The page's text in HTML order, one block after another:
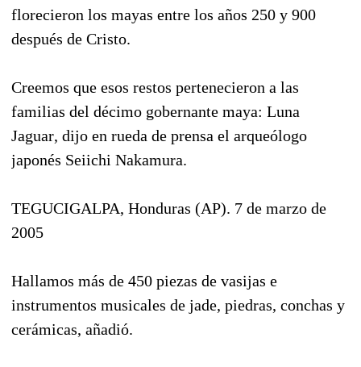
florecieron los mayas entre los años 250 y 900
después de Cristo.
Creemos que esos restos pertenecieron a las
familias del décimo gobernante maya: Luna
Jaguar, dijo en rueda de prensa el arqueólogo
japonés Seiichi Nakamura.
TEGUCIGALPA, Honduras (AP). 7 de marzo de
2005
Hallamos más de 450 piezas de vasijas e
instrumentos musicales de jade, piedras, conchas y
cerámicas, añadió.